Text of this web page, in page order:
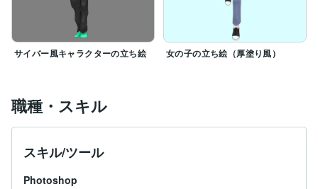
サイバー風キャラクターの立ち絵 女の子の立ち絵（厚塗り風）
職種・スキル
スキル/ツール
Photoshop